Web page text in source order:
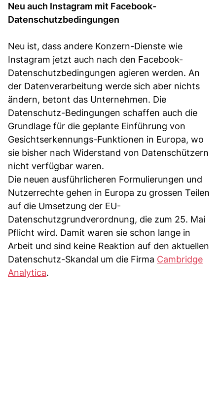
Neu auch Instagram mit Facebook-
Datenschutzbedingungen
Neu ist, dass andere Konzern-Dienste wie
Instagram jetzt auch nach den Facebook-
Datenschutzbedingungen agieren werden. An
der Datenverarbeitung werde sich aber nichts
ändern, betont das Unternehmen. Die
Datenschutz-Bedingungen schaffen auch die
Grundlage für die geplante Einführung von
Gesichtserkennungs-Funktionen in Europa, wo
sie bisher nach Widerstand von Datenschützern
nicht verfügbar waren.
Die neuen ausführlicheren Formulierungen und
Nutzerrechte gehen in Europa zu grossen Teilen
auf die Umsetzung der EU-
Datenschutzgrundverordnung, die zum 25. Mai
Pflicht wird. Damit waren sie schon lange in
Arbeit und sind keine Reaktion auf den aktuellen
Datenschutz-Skandal um die Firma Cambridge
Analytica.